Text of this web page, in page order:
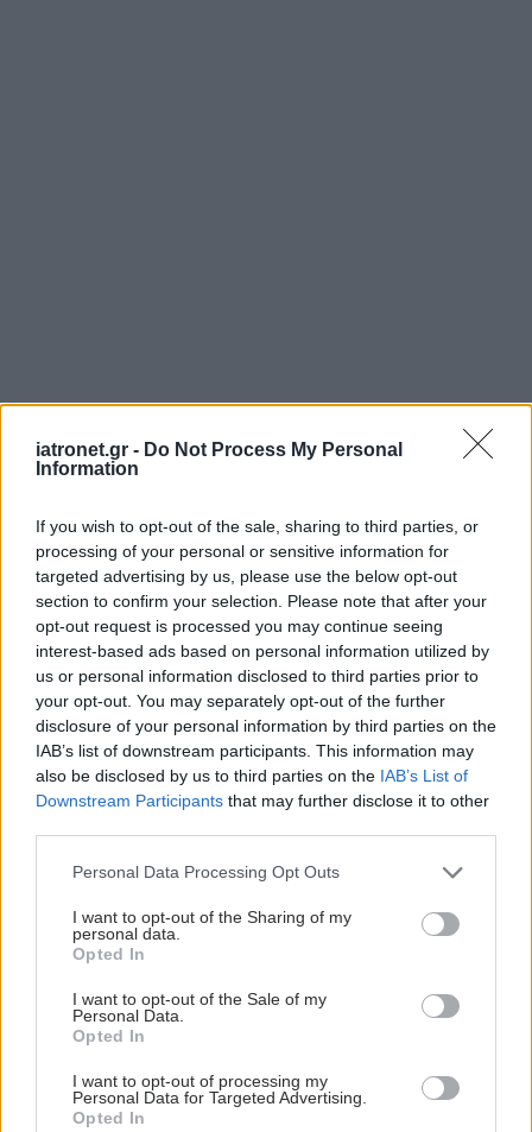
iatronet.gr - Do Not Process My Personal
Information
If you wish to opt-out of the sale, sharing to third parties, or
processing of your personal or sensitive information for
targeted advertising by us, please use the below opt-out
section to confirm your selection. Please note that after your
opt-out request is processed you may continue seeing
interest-based ads based on personal information utilized by
us or personal information disclosed to third parties prior to
your opt-out. You may separately opt-out of the further
disclosure of your personal information by third parties on the
IAB’s list of downstream participants. This information may
also be disclosed by us to third parties on the IAB’s List of
Downstream Participants that may further disclose it to other
Please note that this website/app uses one or more Google
not limited to your visit or usage behaviour. You may click to
grant or deny consent to Google and its third-party tags to
use your data for below specified purposes in below Google
consent section.
Personal Data Processing Opt Outs
I want to opt-out of the Sharing of my
personal data.
Opted In
I want to opt-out of the Sale of my
Personal Data.
Opted In
I want to opt-out of processing my
Personal Data for Targeted Advertising.
Opted In